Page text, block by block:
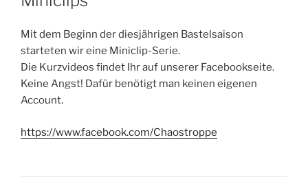
Mit dem Beginn der diesjährigen Bastelsaison
starteten wir eine Miniclip-Serie.
Die Kurzvideos findet Ihr auf unserer Facebookseite.
Keine Angst! Dafür benötigt man keinen eigenen
Account.
https://www.facebook.com/Chaostroppe